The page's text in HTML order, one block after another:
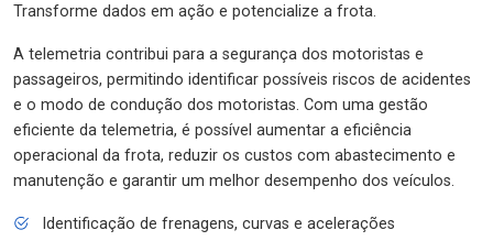
Transforme dados em ação e potencialize a frota.
A telemetria contribui para a segurança dos motoristas e
passageiros, permitindo identificar possíveis riscos de acidentes
e o modo de condução dos motoristas. Com uma gestão
eficiente da telemetria, é possível aumentar a eficiência
operacional da frota, reduzir os custos com abastecimento e
manutenção e garantir um melhor desempenho dos veículos.
Identificação de frenagens, curvas e acelerações